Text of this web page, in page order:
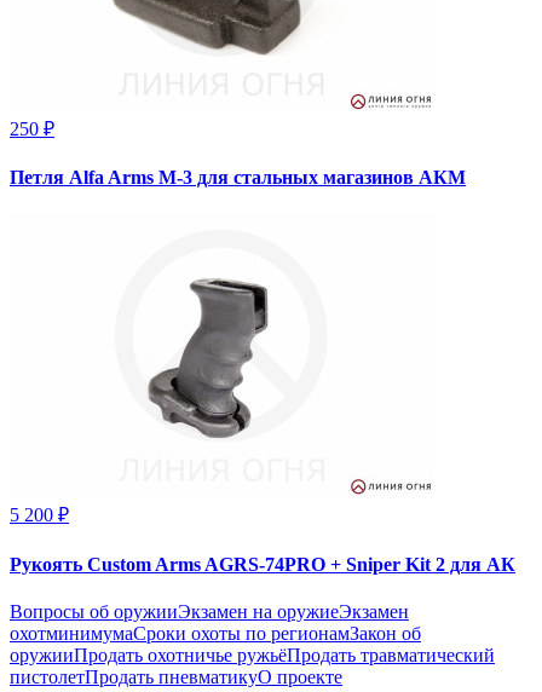
250 ₽
Петля Alfa Arms М-3 для стальных магазинов АКМ
5 200 ₽
Рукоять Custom Arms AGRS-74PRO + Sniper Kit 2 для АК
Вопросы об оружииЭкзамен на оружиеЭкзамен
охотминимумаСроки охоты по регионамЗакон об
оружииПродать охотничье ружьёПродать травматический
пистолетПродать пневматикуО проекте